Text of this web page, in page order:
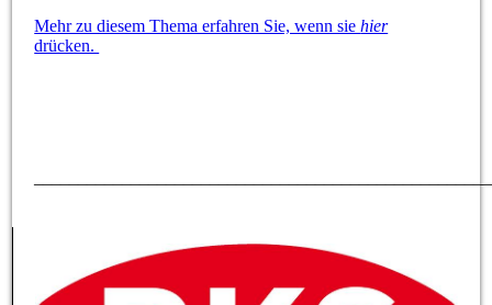
Mehr zu diesem Thema erfahren Sie, wenn siehier
drücken.